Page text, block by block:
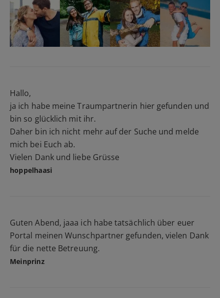
Hallo,
ja ich habe meine Traumpartnerin hier gefunden und
bin so glücklich mit ihr.
Daher bin ich nicht mehr auf der Suche und melde
mich bei Euch ab.
Vielen Dank und liebe Grüsse
hoppelhaasi
Guten Abend, jaaa ich habe tatsächlich über euer
Portal meinen Wunschpartner gefunden, vielen Dank
für die nette Betreuung.
Meinprinz